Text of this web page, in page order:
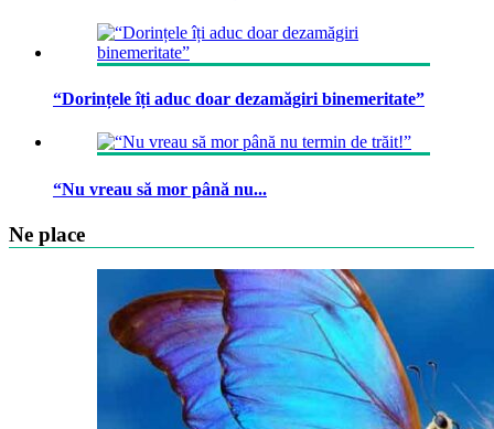
“Dorințele îți aduc doar dezamăgiri binemeritate”
“Nu vreau să mor până nu...
Ne place